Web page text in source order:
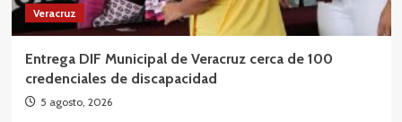
Veracruz
Entrega DIF Municipal de Veracruz cerca de 100
credenciales de discapacidad
5 agosto, 2026